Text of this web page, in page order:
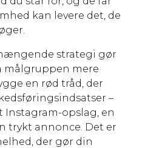
kan levere det, de
strategi gør
målgruppen mere
en rød tråd, der
–
Instagram-opslag, en
trykt annonce. Det er
der gør din